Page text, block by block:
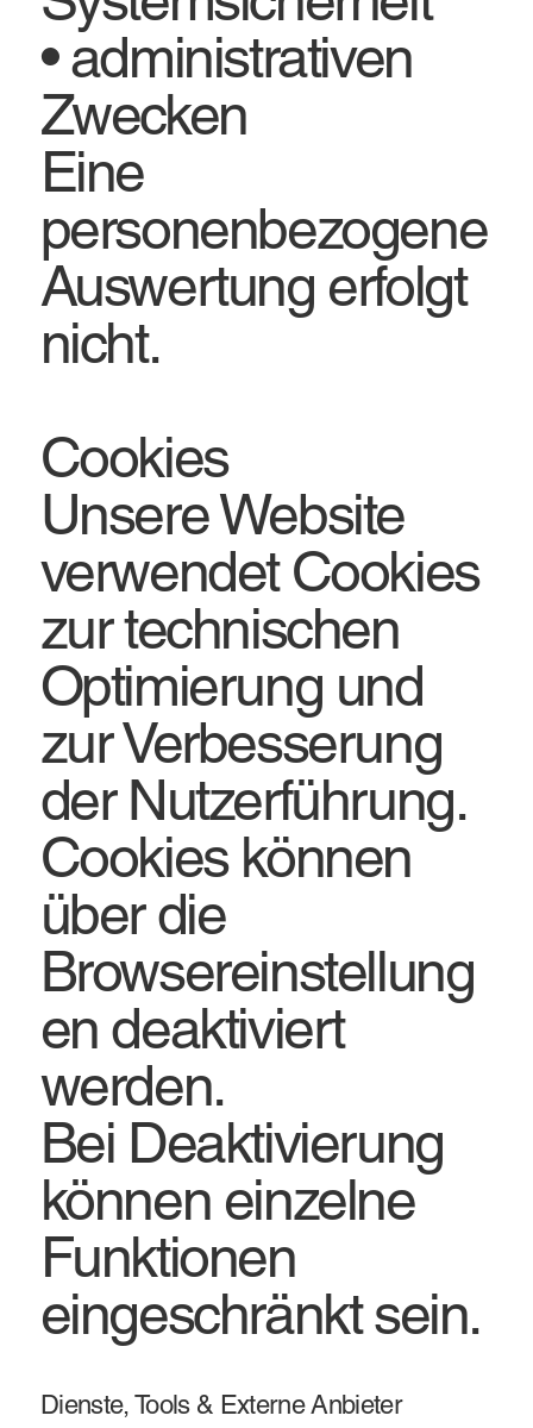
• administrativen
Zwecken
Eine
personenbezogene
Auswertung erfolgt
nicht.
Cookies
Unsere Website
verwendet Cookies
zur technischen
Optimierung und
zur Verbesserung
der Nutzerführung.
Cookies können
über die
Browsereinstellung
en deaktiviert
werden.
Bei Deaktivierung
können einzelne
Funktionen
eingeschränkt sein.
Dienste, Tools & Externe Anbieter